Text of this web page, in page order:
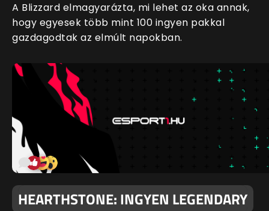
A Blizzard elmagyarázta, mi lehet az oka annak,
hogy egyesek több mint 100 ingyen pakkal
gazdagodtak az elmúlt napokban.
HEARTHSTONE: INGYEN LEGENDARY